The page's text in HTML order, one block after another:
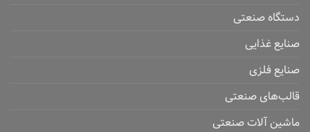
دستگاه صنعتی
صنایع غذایی
صنایع فلزی
قالب‌های صنعتی
ماشین آلات صنعتی